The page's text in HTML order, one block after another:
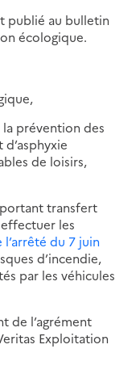
publié au bulletin
écologique.
prévention des
de loisirs,
portant transfert
les
l’arrêté du 7 juin
d’incendie,
par les véhicules
de l’agrément
Exploitation